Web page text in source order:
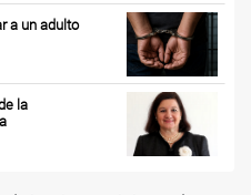
a un adulto
la